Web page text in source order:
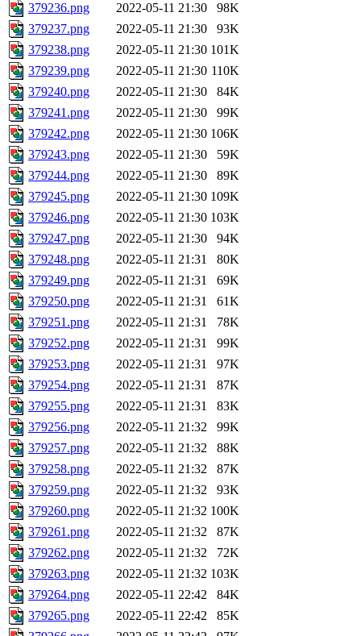
379236.png
2022-05-11 21:30
98K
379237.png
2022-05-11 21:30
93K
379238.png
2022-05-11 21:30 101K
379239.png
2022-05-11 21:30 110K
379240.png
2022-05-11 21:30
84K
379241.png
2022-05-11 21:30
99K
379242.png
2022-05-11 21:30 106K
379243.png
2022-05-11 21:30
59K
379244.png
2022-05-11 21:30
89K
379245.png
2022-05-11 21:30 109K
379246.png
2022-05-11 21:30 103K
379247.png
2022-05-11 21:30
94K
379248.png
2022-05-11 21:31
80K
379249.png
2022-05-11 21:31
69K
379250.png
2022-05-11 21:31
61K
379251.png
2022-05-11 21:31
78K
379252.png
2022-05-11 21:31
99K
379253.png
2022-05-11 21:31
97K
379254.png
2022-05-11 21:31
87K
379255.png
2022-05-11 21:31
83K
379256.png
2022-05-11 21:32
99K
379257.png
2022-05-11 21:32
88K
379258.png
2022-05-11 21:32
87K
379259.png
2022-05-11 21:32
93K
379260.png
2022-05-11 21:32 100K
379261.png
2022-05-11 21:32
87K
379262.png
2022-05-11 21:32
72K
379263.png
2022-05-11 21:32 103K
379264.png
2022-05-11 22:42
84K
379265.png
2022-05-11 22:42
85K